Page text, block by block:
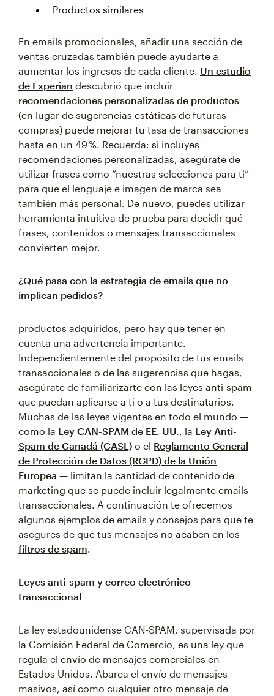
Productos similares
En emails promocionales, añadir una sección de
ventas cruzadas también puede ayudarte a
aumentar los ingresos de cada cliente. Un estudio
de Experian descubrió que incluir
recomendaciones personalizadas de productos
(en lugar de sugerencias estáticas de futuras
compras) puede mejorar tu tasa de transacciones
hasta en un 49 %. Recuerda: si incluyes
recomendaciones personalizadas, asegúrate de
utilizar frases como “nuestras selecciones para ti”
para que el lenguaje e imagen de marca sea
también más personal. De nuevo, puedes utilizar
herramienta intuitiva de prueba para decidir qué
frases, contenidos o mensajes transaccionales
convierten mejor.
¿Qué pasa con la estrategia de emails que no
implican pedidos?
productos adquiridos, pero hay que tener en
cuenta una advertencia importante.
Independientemente del propósito de tus emails
transaccionales o de las sugerencias que hagas,
asegúrate de familiarizarte con las leyes anti-spam
que puedan aplicarse a ti o a tus destinatarios.
Muchas de las leyes vigentes en todo el mundo —
como la Ley CAN-SPAM de EE. UU. , la Ley Anti-
Spam de Canadá (CASL) o el Reglamento General
de Protección de Datos (RGPD) de la Unión
Europea — limitan la cantidad de contenido de
marketing que se puede incluir legalmente emails
transaccionales. A continuación te ofrecemos
algunos ejemplos de emails y consejos para que te
asegures de que tus mensajes no acaben en los
filtros de spam
Leyes anti-spam y correo electrónico
transaccional
La ley estadounidense CAN-SPAM, supervisada por
la Comisión Federal de Comercio, es una ley que
regula el envío de mensajes comerciales en
Estados Unidos. Abarca el envío de mensajes
masivos, así como cualquier otro mensaje de